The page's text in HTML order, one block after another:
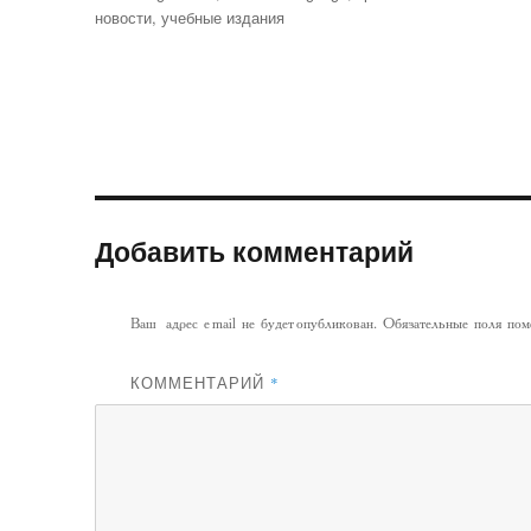
новости,учебные издания
Добавить комментарий
Ваш адрес email не будет опубликован. Обязательные поля
КОММЕНТАРИЙ *